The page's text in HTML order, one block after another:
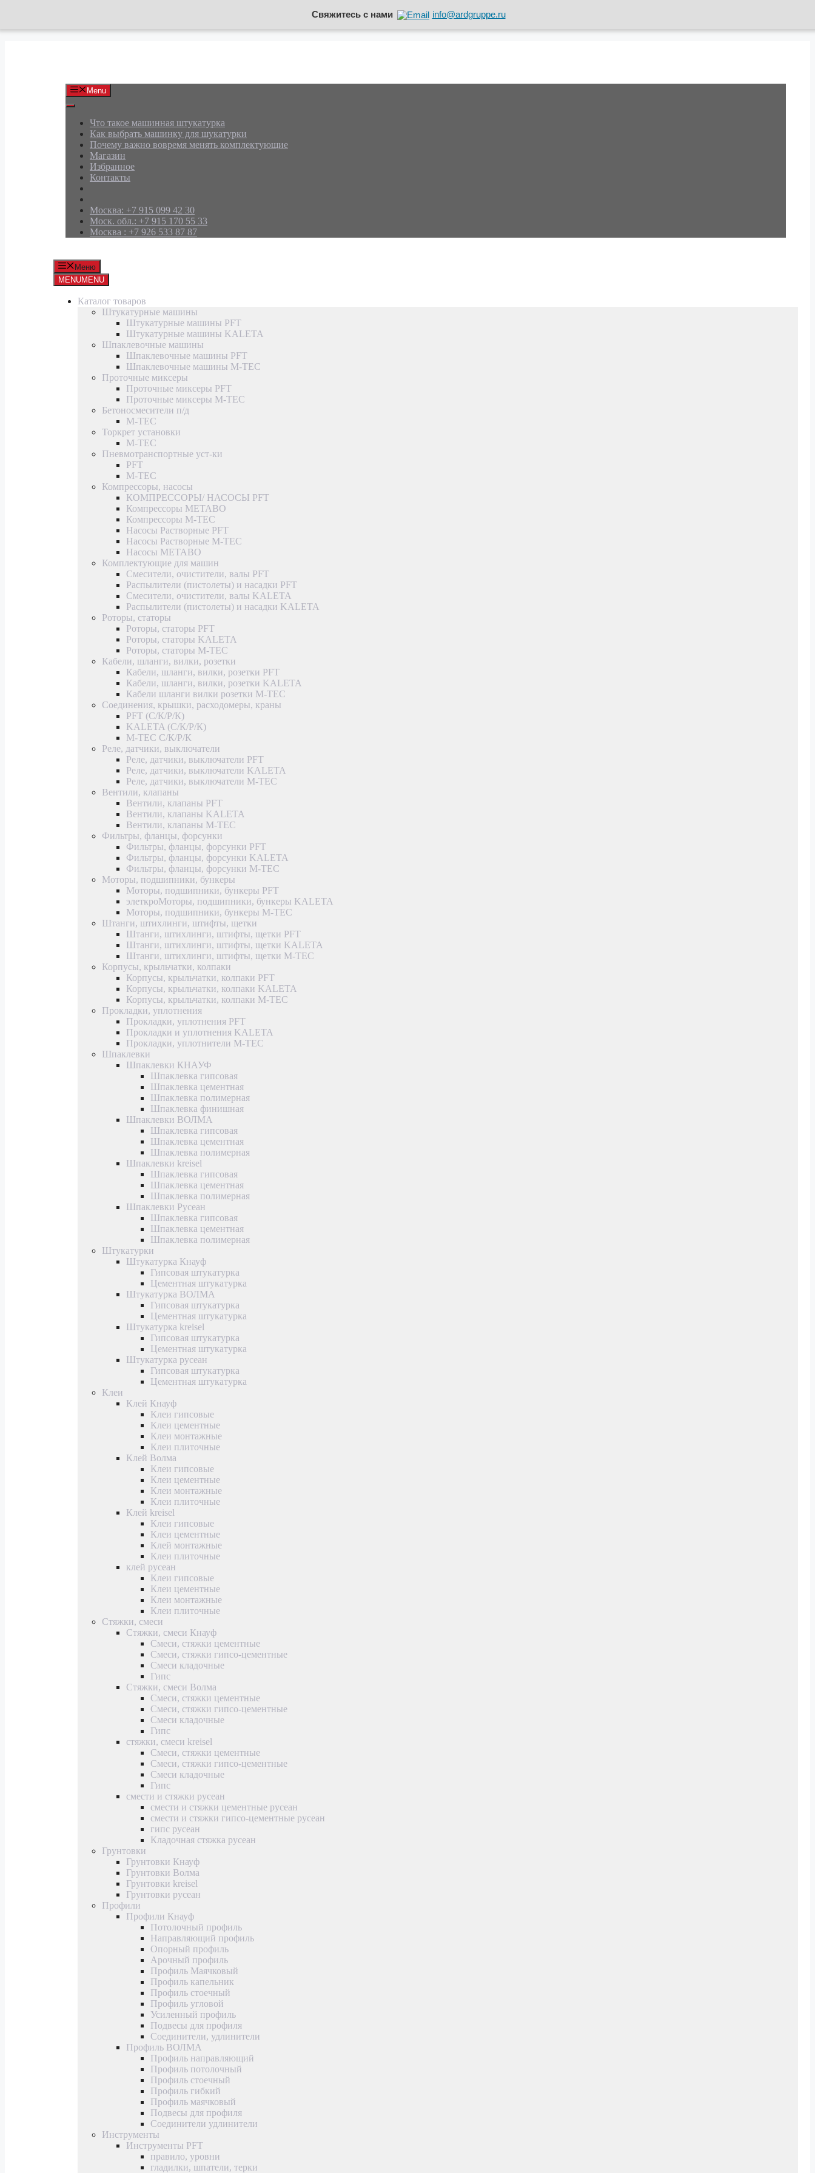
Свяжитесь с нами info@ardgruppe.ru
Menu
Что такое машинная штукатурка
Как выбрать машинку для шукатурки
Почему важно вовремя менять комплектующие
Магазин
Избранное
Контакты
Москва: +7 915 099 42 30
Моск. обл.: +7 915 170 55 33
Москва : +7 926 533 87 87
Меню
MENUMENU
Каталог товаров
Штукатурные машины
Штукатурные машины PFT
Штукатурные машины KALETA
Шпаклевочные машины
Шпаклевочные машины PFT
Шпаклевочные машины M-TEC
Проточные миксеры
Проточные миксеры PFT
Проточные миксеры M-TEC
Бетоносмесители п/д
M-TEC
Торкрет установки
M-TEC
Пневмотранспортные уст-ки
PFT
M-TEC
Компрессоры, насосы
КОМПРЕССОРЫ/ НАСОСЫ PFT
Компрессоры METABO
Компрессоры M-TEC
Насосы Растворные PFT
Насосы Растворные M-TEC
Насосы METABO
Комплектующие для машин
Смесители, очистители, валы PFT
Распылители (пистолеты) и насадки PFT
Смесители, очистители, валы KALETA
Распылители (пистолеты) и насадки KALETA
Роторы, статоры
Роторы, статоры PFT
Роторы, статоры KALETA
Роторы, статоры M-TEC
Кабели, шланги, вилки, розетки
Кабели, шланги, вилки, розетки PFT
Кабели, шланги, вилки, розетки KALETA
Кабели шланги вилки розетки M-TEC
Соединения, крышки, расходомеры, краны
PFT (С/К/Р/К)
KALETA (С/К/Р/К)
M-TEC С/К/Р/К
Реле, датчики, выключатели
Реле, датчики, выключатели PFT
Реле, датчики, выключатели KALETA
Реле, датчики, выключатели M-TEC
Вентили, клапаны
Вентили, клапаны PFT
Вентили, клапаны KALETA
Вентили, клапаны M-TEC
Фильтры, фланцы, форсунки
Фильтры, фланцы, форсунки PFT
Фильтры, фланцы, форсунки KALETA
Фильтры, фланцы, форсунки M-TEC
Моторы, подшипники, бункеры
Моторы, подшипники, бункеры PFT
элеткроМоторы, подшипники, бункеры KALETA
Моторы, подшипники, бункеры M-TEC
Штанги, штихлинги, штифты, щетки
Штанги, штихлинги, штифты, щетки PFT
Штанги, штихлинги, штифты, щетки KALETA
Штанги, штихлинги, штифты, щетки M-TEC
Корпусы, крыльчатки, колпаки
Корпусы, крыльчатки, колпаки PFT
Корпусы, крыльчатки, колпаки KALETA
Корпусы, крыльчатки, колпаки M-TEC
Прокладки, уплотнения
Прокладки, уплотнения PFT
Прокладки и уплотнения KALETA
Прокладки, уплотнители M-TEC
Шпаклевки
Шпаклевки КНАУФ
Шпаклевка гипсовая
Шпаклевка цементная
Шпаклевка полимерная
Шпаклевка финишная
Шпаклевки ВОЛМА
Шпаклевка гипсовая
Шпаклевка цементная
Шпаклевка полимерная
Шпаклевки kreisel
Шпаклевка гипсовая
Шпаклевка цементная
Шпаклевка полимерная
Шпаклевки Русеан
Шпаклевка гипсовая
Шпаклевка цементная
Шпаклевка полимерная
Штукатурки
Штукатурка Кнауф
Гипсовая штукатурка
Цементная штукатурка
Штукатурка ВОЛМА
Гипсовая штукатурка
Цементная штукатурка
Штукатурка kreisel
Гипсовая штукатурка
Цементная штукатурка
Штукатурка русеан
Гипсовая штукатурка
Цементная штукатурка
Клеи
Клей Кнауф
Клеи гипсовые
Клеи цементные
Клеи монтажные
Клеи плиточные
Клей Волма
Клеи гипсовые
Клеи цементные
Клеи монтажные
Клеи плиточные
Клей kreisel
Клеи гипсовые
Клеи цементные
Клей монтажные
Клеи плиточные
клей русеан
Клеи гипсовые
Клеи цементные
Клеи монтажные
Клеи плиточные
Стяжки, смеси
Стяжки, смеси Кнауф
Смеси, стяжки цементные
Смеси, стяжки гипсо-цементные
Смеси кладочные
Гипс
Стяжки, смеси Волма
Смеси, стяжки цементные
Смеси, стяжки гипсо-цементные
Смеси кладочные
Гипс
стяжки, смеси kreisel
Смеси, стяжки цементные
Смеси, стяжки гипсо-цементные
Смеси кладочные
Гипс
смести и стяжки русеан
смести и стяжки цементные русеан
смести и стяжки гипсо-цементные русеан
гипс русеан
Кладочная стяжка русеан
Грунтовки
Грунтовки Кнауф
Грунтовки Волма
Грунтовки kreisel
Грунтовки русеан
Профили
Профили Кнауф
Потолочный профиль
Направляющий профиль
Опорный профиль
Арочный профиль
Профиль Маячковый
Профиль капельник
Профиль стоечный
Профиль угловой
Усиленный профиль
Подвесы для профиля
Соединители, удлинители
Профиль ВОЛМА
Профиль направляющий
Профиль потолочный
Профиль стоечный
Профиль гибкий
Профиль маячковый
Подвесы для профиля
Соединители удлинители
Инструменты
Инструменты PFT
правило, уровни
гладилки, шпатели, терки